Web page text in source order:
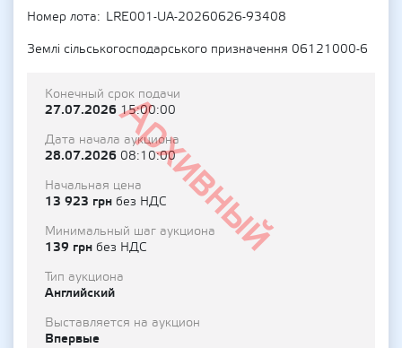
Номер лота
LRE001-UA-20260626-93408
Землі сільськогосподарського призначення 06121000-6
Архивный
Конечный срок подачи
27.07.202615:00:00
Дата начала аукциона
28.07.2026 08:10:00
Начальная цена
13 923 грн без НДС
Минимальный шаг аукциона
139 грн без НДС
Тип аукциона
Английский
Выставляется на аукцион
Впервые